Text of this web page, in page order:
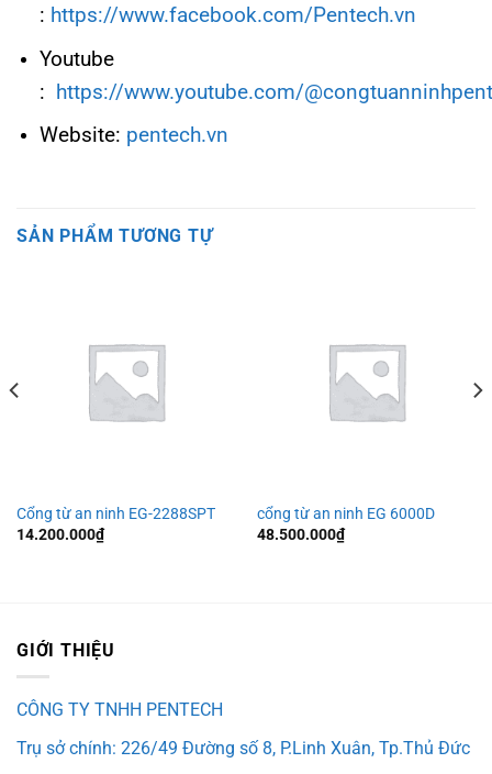
: https://www.facebook.com/Pentech.vn
Youtube
: https://www.youtube.com/
Website: pentech.vn
SẢN PHẨM TƯƠNG TỰ
Cổng từ an ninh EG-2288SPT
14.200.000₫
cổng từ an ninh EG 6000D
48.500.000₫
GIỚI THIỆU
CÔNG TY TNHH PENTECH
Trụ sở chính: 226/49 Đường số 8, P.Linh Xuân, Tp.Thủ Đức